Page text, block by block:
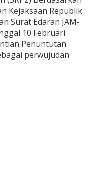
Kejaksaan Republik
Surat Edaran JAM-
10 Februari
Penuntutan
perwujudan